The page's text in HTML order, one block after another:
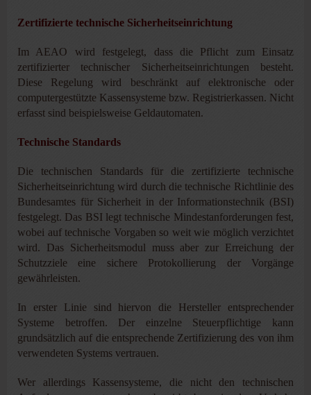
Zertifizierte technische Sicherheitseinrichtung
Im AEAO wird festgelegt, dass die Pflicht zum Einsatz
zertifizierter technischer Sicherheitseinrichtungen besteht.
Diese Regelung wird beschränkt auf elektronische oder
computergestützte Kassensysteme bzw. Registrierkassen. Nicht
erfasst sind beispielsweise Geldautomaten.
Technische Standards
Die technischen Standards für die zertifizierte technische
Sicherheitseinrichtung wird durch die technische Richtlinie des
Bundesamtes für Sicherheit in der Informationstechnik (BSI)
festgelegt. Das BSI legt technische Mindestanforderungen fest,
wobei auf technische Vorgaben so weit wie möglich verzichtet
wird. Das Sicherheitsmodul muss aber zur Erreichung der
Schutzziele eine sichere Protokollierung der Vorgänge
gewährleisten.
In erster Linie sind hiervon die Hersteller entsprechender
Systeme betroffen. Der einzelne Steuerpflichtige kann
grundsätzlich auf die entsprechende Zertifizierung des von ihm
verwendeten Systems vertrauen.
Wer allerdings Kassensysteme, die nicht den technischen